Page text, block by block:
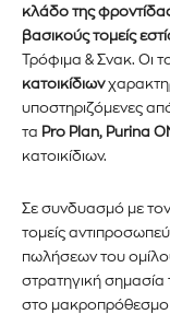
αγοράς.
Για να εγγραφείτε,
στον ιστότοπό μας ή
κλάδο της
βασικούς τομείς
Τρόφιμα & Σνακ. Οι
κατοικίδιων
υποστηριζόμενες
τα Pro Plan, Purina
κατοικίδιων.
Σε συνδυασμό με τον
τομείς
πωλήσεων του
στρατηγική σημασία
στο μακροπρόθεσμο